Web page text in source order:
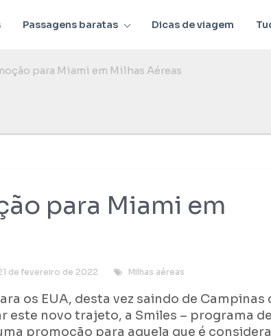
Passagens baratas Dicas de viagem
para Miami em Milhas Aéreas
para Miami em
de fevereiro de 2022 Milhas aéreas
os EUA, desta vez saindo de Campinas
este novo trajeto, a Smiles – programa de
promoção para aquela que é